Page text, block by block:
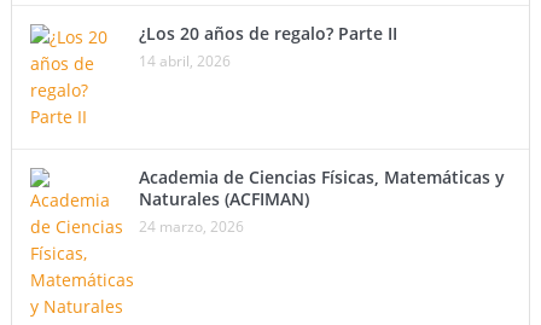
¿Los 20 años de regalo? Parte II
14 abril, 2026
Academia de Ciencias Físicas, Matemáticas y
Naturales (ACFIMAN)
24 marzo, 2026